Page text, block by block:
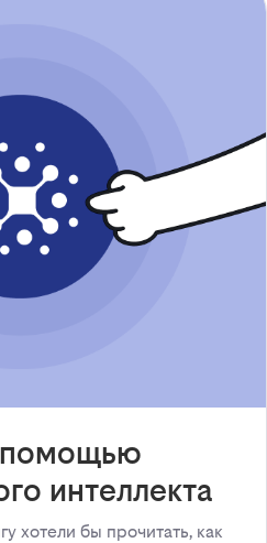
помощью
интеллекта
хотели бы прочитать, как